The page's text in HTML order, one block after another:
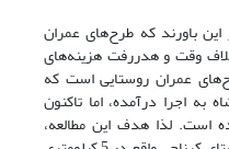
این باورند که طرح‌های عمران
وقت و هدررفت هزینه‌های
عمران روستایی است که
اجرا درآمده، اما تاکنون
است. لذا هدف این مطالعه،